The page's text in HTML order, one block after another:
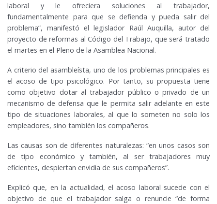
laboral y le ofreciera soluciones al trabajador,
fundamentalmente para que se defienda y pueda salir del
problema”, manifestó el legislador Raúl Auquilla, autor del
proyecto de reformas al Código del Trabajo, que será tratado
el martes en el Pleno de la Asamblea Nacional.
A criterio del asambleísta, uno de los problemas principales es
el acoso de tipo psicológico. Por tanto, su propuesta tiene
como objetivo dotar al trabajador público o privado de un
mecanismo de defensa que le permita salir adelante en este
tipo de situaciones laborales, al que lo someten no solo los
empleadores, sino también los compañeros.
Las causas son de diferentes naturalezas: “en unos casos son
de tipo económico y también, al ser trabajadores muy
eficientes, despiertan envidia de sus compañeros”.
Explicó que, en la actualidad, el acoso laboral sucede con el
objetivo de que el trabajador salga o renuncie “de forma